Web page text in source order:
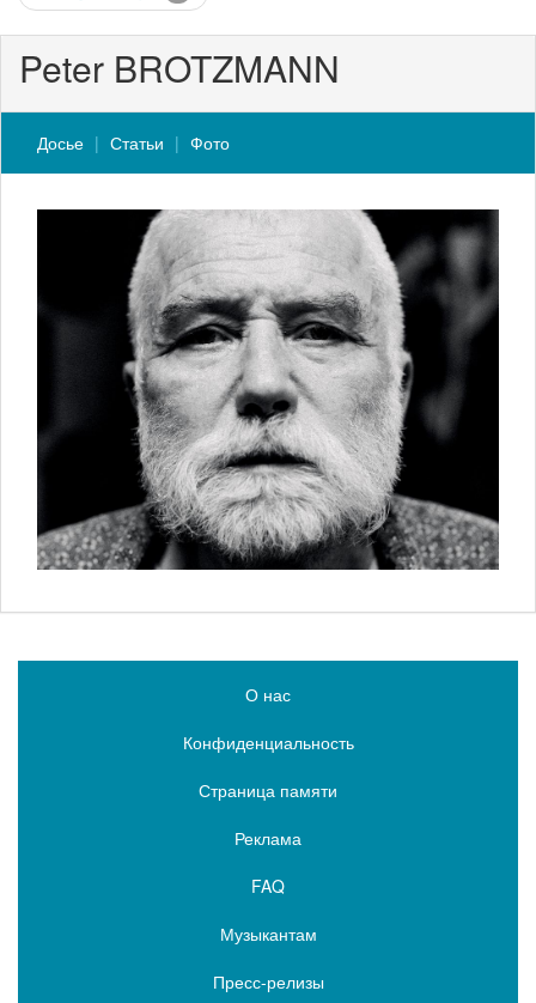
Peter BROTZMANN
Досье Статьи Фото
О нас
Конфиденциальность
Страница памяти
Реклама
FAQ
Музыкантам
Пресс-релизы